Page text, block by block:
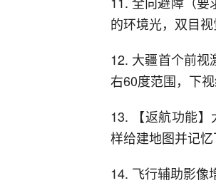
的环境光，双目视
12. 大疆首个前视
右60度范围，下视
13. 【返航功能
样给建地图并记忆
14. 飞行辅助影像